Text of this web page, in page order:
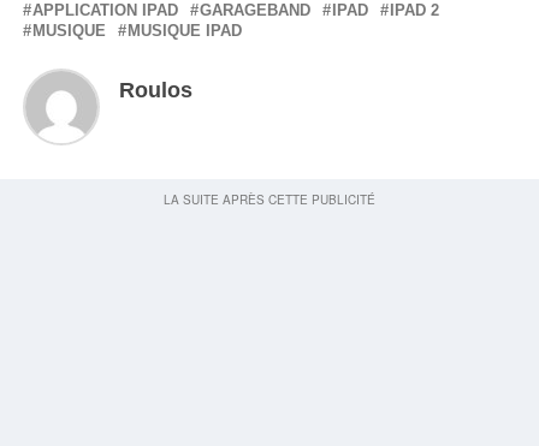
APPLICATION IPAD GARAGEBAND IPAD
IPAD 2
MUSIQUE
MUSIQUE IPAD
Roulos